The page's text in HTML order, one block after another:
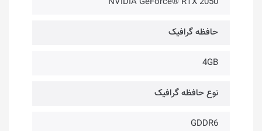
حافظه گرافیک
4GB
نوع حافظه گرافیک
GDDR6